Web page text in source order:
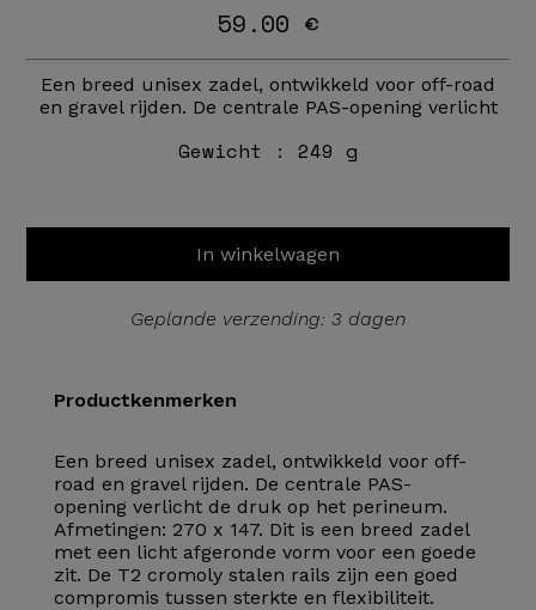
59.00 €
Een breed unisex zadel, ontwikkeld voor off-road
en gravel rijden. De centrale PAS-opening verlicht
Gewicht : 249 g
In winkelwagen
Geplande verzending: 3 dagen
Productkenmerken
Een breed unisex zadel, ontwikkeld voor off-
road en gravel rijden. De centrale PAS-
opening verlicht de druk op het perineum.
Afmetingen: 270 x 147. Dit is een breed zadel
met een licht afgeronde vorm voor een goede
zit. De T2 cromoly stalen rails zijn een goed
compromis tussen sterkte en flexibiliteit.